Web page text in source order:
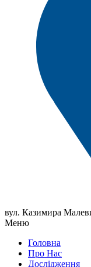
вул. Казимира
Меню
Головна
Про Нас
Дослідження